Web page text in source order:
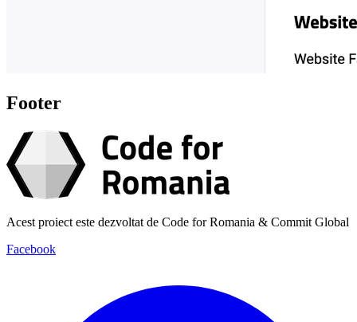
Footer
Acest proiect este dezvoltat de Code for Romania & Commit Global
Facebook